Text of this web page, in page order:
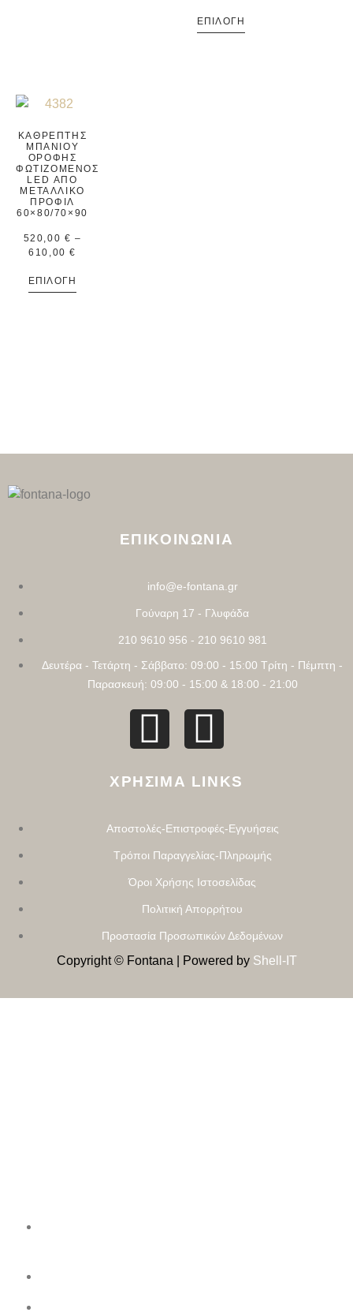
ΕΠΙΛΟΓΉ
ΚΑΘΡΈΠΤΗΣ
ΜΠΆΝΙΟΥ
ΟΡΟΦΉΣ
ΦΩΤΙΖΌΜΕΝΟΣ
LED ΑΠΌ
ΜΕΤΑΛΛΙΚΌ
ΠΡΟΦΊΛ
60×80/70×90
520,00 € –
610,00€
ΕΠΙΛΟΓΉ
ΕΠΙΚΟΙΝΩΝΙΑ
info@e-fontana.gr
Γούναρη 17 - Γλυφάδα
210 9610 956 - 210 9610 981
Δευτέρα - Τετάρτη - Σάββατο: 09:00 - 15:00 Τρίτη - Πέμπτη -
Παρασκευή: 09:00 - 15:00 & 18:00 - 21:00
ΧΡΗΣΙΜΑ LINKS
Αποστολές-Επιστροφές-Εγγυήσεις
Τρόποι Παραγγελίας-Πληρωμής
Όροι Χρήσης Ιστοσελίδας
Πολιτική Απορρήτου
Προστασία Προσωπικών Δεδομένων
Copyright © Fontana | Powered by Shell-IT